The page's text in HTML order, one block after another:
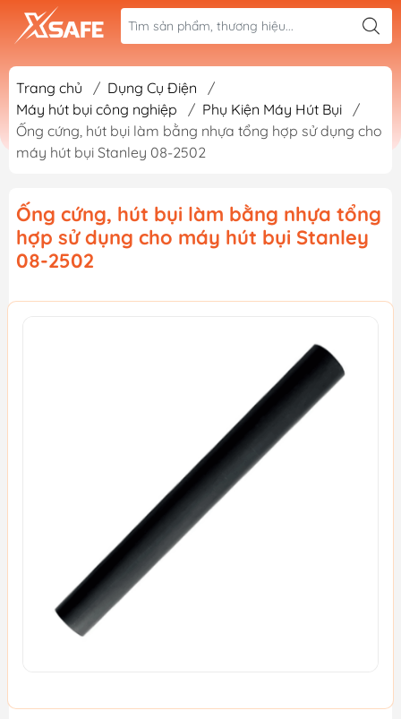
Trang chủ / Dụng Cụ Điện
/
Máy hút bụi công nghiệp
/ Phụ Kiện Máy Hút Bụi
/
Ống cứng, hút bụi làm bằng nhựa tổng hợp sử dụng cho
máy hút bụi Stanley 08-2502
Ống cứng, hút bụi làm bằng nhựa tổng
hợp sử dụng cho máy hút bụi Stanley
08-2502